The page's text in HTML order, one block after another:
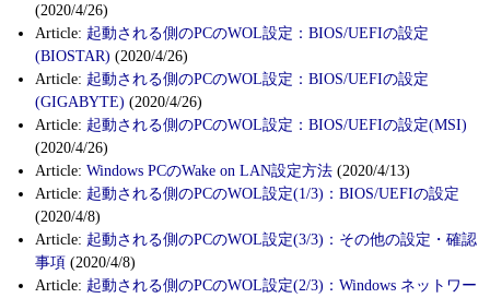
(2020/4/26)
Article: 起動される側のPCのWOL設定：BIOS/UEFIの設定
(BIOSTAR) (2020/4/26)
Article: 起動される側のPCのWOL設定：BIOS/UEFIの設定
(GIGABYTE) (2020/4/26)
Article: 起動される側のPCのWOL設定：BIOS/UEFIの設定(MSI)
(2020/4/26)
Article: Windows PCのWake on LAN設定方法 (2020/4/13)
Article: 起動される側のPCのWOL設定(1/3)：BIOS/UEFIの設定
(2020/4/8)
Article: 起動される側のPCのWOL設定(3/3)：その他の設定・確認
事項 (2020/4/8)
Article: 起動される側のPCのWOL設定(2/3)：Windows ネットワー